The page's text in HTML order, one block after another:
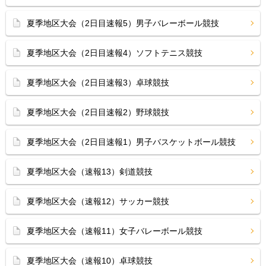
夏季地区大会（2日目速報5）男子バレーボール競技
夏季地区大会（2日目速報4）ソフトテニス競技
夏季地区大会（2日目速報3）卓球競技
夏季地区大会（2日目速報2）野球競技
夏季地区大会（2日目速報1）男子バスケットボール競技
夏季地区大会（速報13）剣道競技
夏季地区大会（速報12）サッカー競技
夏季地区大会（速報11）女子バレーボール競技
夏季地区大会（速報10）卓球競技